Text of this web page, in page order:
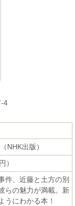
4
NHK出版）
）
件、近藤と土方の別
らの魅力が満載。新
うにわかる本！